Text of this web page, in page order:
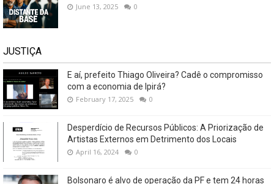
June 13, 2025 0
JUSTIÇA
E aí, prefeito Thiago Oliveira? Cadê o compromisso
com a economia de Ipirá?
February 17, 2025 0
Desperdício de Recursos Públicos: A Priorização de
Artistas Externos em Detrimento dos Locais
April 16, 2024 0
Bolsonaro é alvo de operação da PF e tem 24 horas